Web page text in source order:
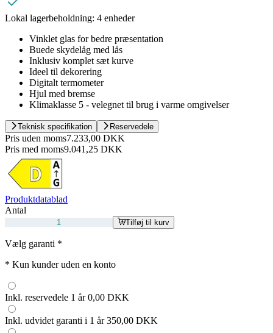
Lokal lagerbeholdning: 4 enheder
Vinklet glas for bedre præsentation
Buede skydelåg med lås
Inklusiv komplet sæt kurve
Ideel til dekorering
Digitalt termometer
Hjul med bremse
Klimaklasse 5 - velegnet til brug i varme omgivelser
Teknisk specifikation Reservedele
Pris uden moms7.233,00 DKK
Pris med moms9.041,25 DKK
Produktdatablad
Antal
Tilføj til kurv
Vælg garanti *
* Kun kunder uden en konto
Inkl. reservedele 1 år0,00 DKK
Inkl. udvidet garanti i 1 år350,00 DKK